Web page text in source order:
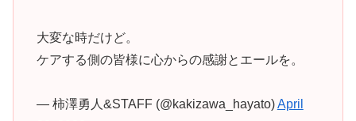
大変な時だけど。
ケアする側の皆様に心からの感謝とエールを。
— 柿澤勇人&STAFF (@kakizawa_hayato)April